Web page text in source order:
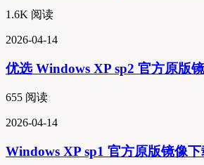
1.6K 阅读
2026-04-14
优选Windows XP sp2 官方原版
655 阅读
2026-04-14
Windows XP sp1 官方原版镜像下